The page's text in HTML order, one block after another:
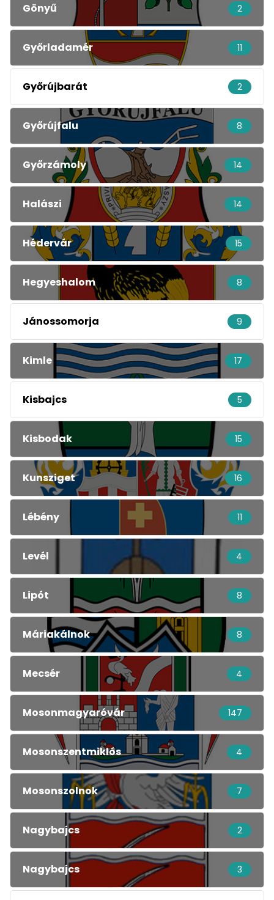
Gönyű 2
Győrladamér 11
Győrújbarát 2
Győrújfalu 8
Győrzámoly 14
Halászi 14
Hédervár 15
Hegyeshalom 8
Jánossomorja 9
Kimle 17
Kisbajcs 5
Kisbodak 15
Kunsziget 16
Lébény 11
Levél 4
Lipót 8
Máriakálnok 8
Mecsér 4
Mosonmagyaróvár 147
Mosonszentmiklós 4
Mosonszolnok 7
Nagybajcs 2
Nagybajcs 3